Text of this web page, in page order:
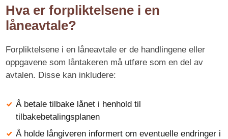
Hva er forpliktelsene i en
låneavtale?
Forpliktelsene i en låneavtale er de handlingene eller
oppgavene som låntakeren må utføre som en del av
avtalen. Disse kan inkludere:
Å betale tilbake lånet i henhold til
tilbakebetalingsplanen
Å holde långiveren informert om eventuelle endringer i